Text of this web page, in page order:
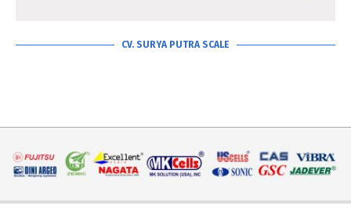
CV. SURYA PUTRA SCALE